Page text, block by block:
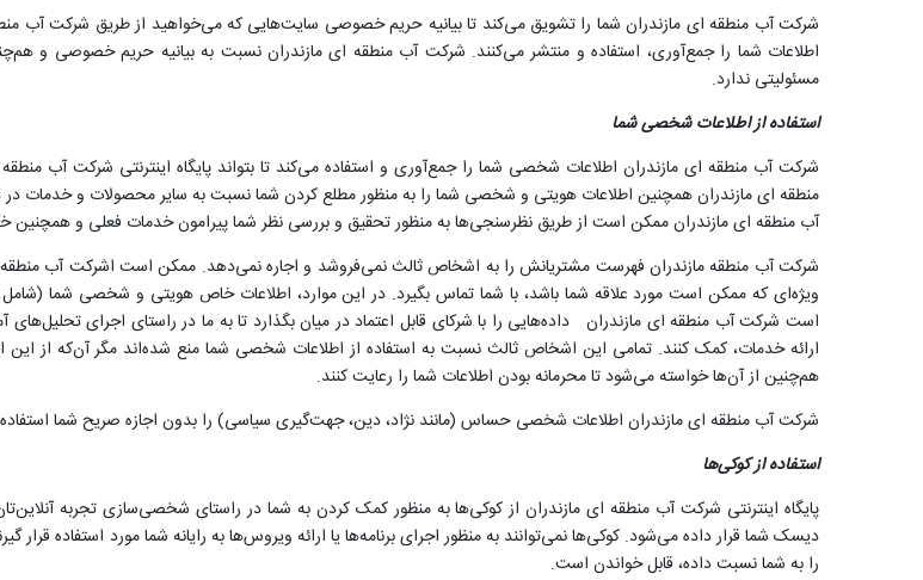
شرکت آب منطقه ای مازندران شما را تشویق می‌کند تا بیانیه حریم خصوصی سایت‌هایی که می‌خواهید از طریق شرکت آب
اطلاعات شما را جمع‌آوری، استفاده و منتشر می‌کنند. شرکت آب منطقه ای مازندران نسبت به بیانیه حریم خصوصی و
مسئولیتی ندارد.
استفاده از اطلاعات شخصی شما
شرکت آب منطقه ای مازندران اطلاعات شخصی شما را جمع‌آوری و استفاده می‌کند تا بتواند پایگاه اینترنتی شرکت آب
منطقه ای مازندران همچنین اطلاعات هویتی و شخصی شما را به منظور مطلع کردن شما نسبت به سایر محصولات و
آب منطقه ای مازندران ممکن است از طریق نظرسنجی‌ها به منظور تحقیق و بررسی نظر شما پیرامون خدمات فعلی و همچنین
شرکت آب منطقه مازندران فهرست مشتریانش را به اشخاص ثالث نمی‌فروشد و اجاره نمی‌دهد. ممکن است اشرکت آب منطقه
ویژه‌ای که ممکن است مورد علاقه شما باشد، با شما تماس بگیرد. در این موارد، اطلاعات خاص هویتی و شخصی شما
است شرکت آب منطقه ای مازندران داده‌هایی را با شرکای قابل اعتماد در میان بگذارد تا به ما در راستای اجرای
ارائه خدمات، کمک کنند. تمامی این اشخاص ثالث نسبت به استفاده از اطلاعات شخصی شما منع شده‌اند مگر آن‌که از این
هم‌چنین از آن‌ها خواسته می‌شود تا محرمانه بودن اطلاعات شما را رعایت کنند.
شرکت آب منطقه ای مازندران اطلاعات شخصی حساس (مانند نژاد، دین، جهت‌گیری سیاسی) را بدون اجازه صریح شما
استفاده از کوکی‌ها
پایگاه اینترنتی شرکت آب منطقه ای مازندران از کوکی‌ها به منظور کمک کردن به شما در راستای شخصی‌سازی تجربه
دیسک شما قرار داده می‌شود. کوکی‌ها نمی‌توانند به منظور اجرای برنامه‌ها یا ارائه ویروس‌ها به رایانه شما مورد استفاده
را به شما نسبت داده، قابل خواندن است.